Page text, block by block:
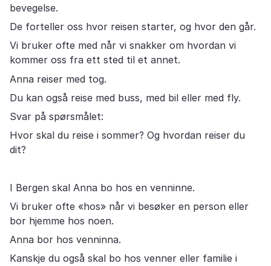
bevegelse.
De forteller oss hvor reisen starter, og hvor den går.
Vi bruker ofte med når vi snakker om hvordan vi
kommer oss fra ett sted til et annet.
Anna reiser med tog.
Du kan også reise med buss, med bil eller med fly.
Svar på spørsmålet:
Hvor skal du reise i sommer? Og hvordan reiser du
dit?
I Bergen skal Anna bo hos en venninne.
Vi bruker ofte «hos» når vi besøker en person eller
bor hjemme hos noen.
Anna bor hos venninna.
Kanskje du også skal bo hos venner eller familie i